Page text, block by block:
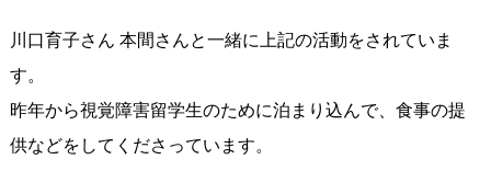
川口育子さん 本間さんと一緒に上記の活動をされていま
す。
昨年から視覚障害留学生のために泊まり込んで、食事の提
供などをしてくださっています。